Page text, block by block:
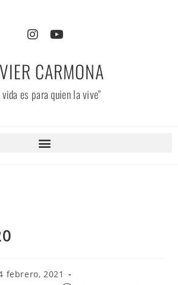
CARMONA
vida es para quien la vive"
febrero, 2021